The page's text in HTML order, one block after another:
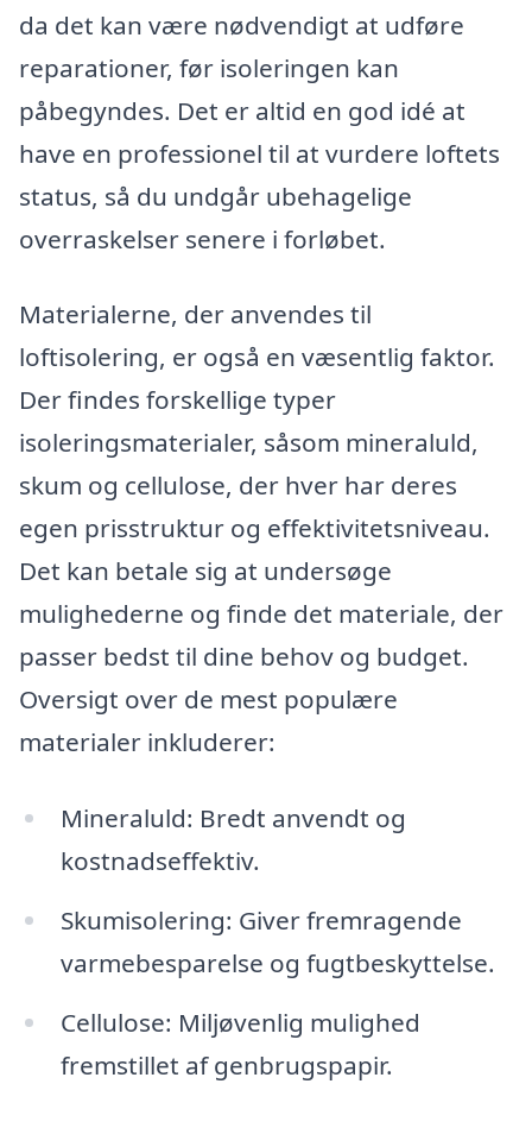
da det kan være nødvendigt at udføre
reparationer, før isoleringen kan
påbegyndes. Det er altid en god idé at
have en professionel til at vurdere loftets
status, så du undgår ubehagelige
overraskelser senere i forløbet.
Materialerne, der anvendes til
loftisolering, er også en væsentlig faktor.
Der findes forskellige typer
isoleringsmaterialer, såsom mineraluld,
skum og cellulose, der hver har deres
egen prisstruktur og effektivitetsniveau.
Det kan betale sig at undersøge
mulighederne og finde det materiale, der
passer bedst til dine behov og budget.
Oversigt over de mest populære
materialer inkluderer:
Mineraluld: Bredt anvendt og
kostnadseffektiv.
Skumisolering: Giver fremragende
varmebesparelse og fugtbeskyttelse.
Cellulose: Miljøvenlig mulighed
fremstillet af genbrugspapir.